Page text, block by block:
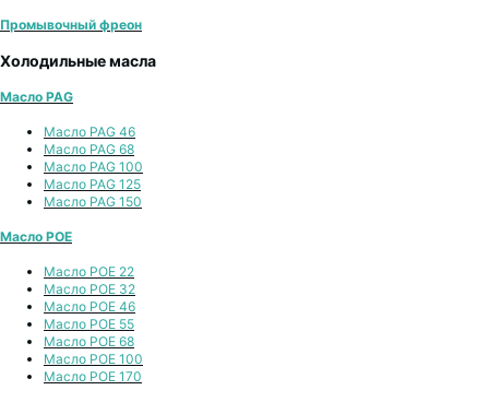
Промывочный фреон
Холодильные масла
Масло PAG
Масло PAG 46
Масло PAG 68
Масло PAG 100
Масло PAG 125
Масло PAG 150
Масло POE
Масло POE 22
Масло POE 32
Масло POE 46
Масло POE 55
Масло POE 68
Масло POE 100
Масло POE 170